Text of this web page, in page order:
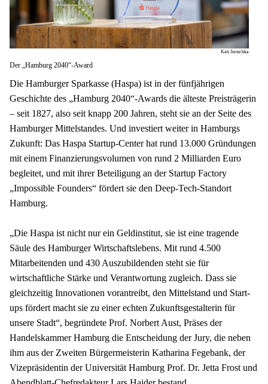
Kati Jurischka
Der „Hamburg 2040“-Award
Die Hamburger Sparkasse (Haspa) ist in der fünfjährigen
Geschichte des „Hamburg 2040“-Awards die älteste Preisträgerin
– seit 1827, also seit knapp 200 Jahren, steht sie an der Seite des
Hamburger Mittelstandes. Und investiert weiter in Hamburgs
Zukunft: Das Haspa Startup-Center hat rund 13.000 Gründungen
mit einem Finanzierungsvolumen von rund 2 Milliarden Euro
begleitet, und mit ihrer Beteiligung an der Startup Factory
„Impossible Founders“ fördert sie den Deep-Tech-Standort
Hamburg.
„Die Haspa ist nicht nur ein Geldinstitut, sie ist eine tragende
Säule des Hamburger Wirtschaftslebens. Mit rund 4.500
Mitarbeitenden und 430 Auszubildenden steht sie für
wirtschaftliche Stärke und Verantwortung zugleich. Dass sie
gleichzeitig Innovationen vorantreibt, den Mittelstand und Start-
ups fördert macht sie zu einer echten Zukunftsgestalterin für
unsere Stadt“, begründete Prof. Norbert Aust, Präses der
Handelskammer Hamburg die Entscheidung der Jury, die neben
ihm aus der Zweiten Bürgermeisterin Katharina Fegebank, der
Vizepräsidentin der Universität Hamburg Prof. Dr. Jetta Frost und